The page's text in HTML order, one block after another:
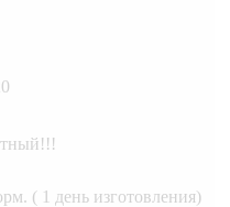
( 1 день изготовления)